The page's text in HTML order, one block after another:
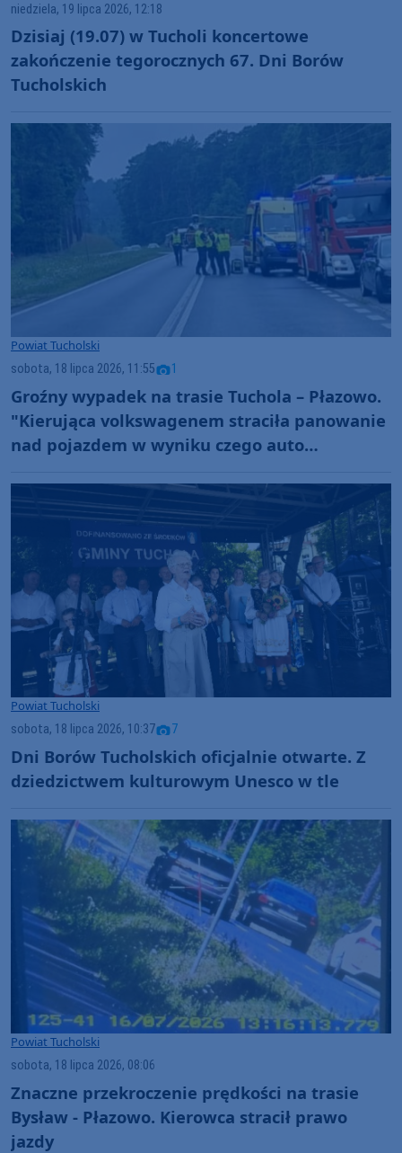
niedziela, 19 lipca 2026, 12:18
Dzisiaj (19.07) w Tucholi koncertowe
zakończenie tegorocznych 67. Dni Borów
Tucholskich
Powiat Tucholski
sobota, 18 lipca 2026, 11:55 1
Groźny wypadek na trasie Tuchola – Płazowo.
"Kierująca volkswagenem straciła panowanie
nad pojazdem w wyniku czego auto
Powiat Tucholski
sobota, 18 lipca 2026, 10:37 7
Dni Borów Tucholskich oficjalnie otwarte. Z
dziedzictwem kulturowym Unesco w tle
Powiat Tucholski
sobota, 18 lipca 2026, 08:06
Znaczne przekroczenie prędkości na trasie
Bysław - Płazowo. Kierowca stracił prawo
jazdy